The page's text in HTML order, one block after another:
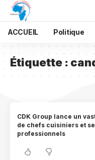
ACCUEIL Politique
Étiquette :
CDK Group lance un
de chefs cuisiniers et
professionnels